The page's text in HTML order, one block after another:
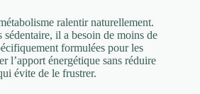
ralentir naturellement.
il a besoin de moins de
formulées pour les
l’apport énergétique sans réduire
évite de le frustrer.